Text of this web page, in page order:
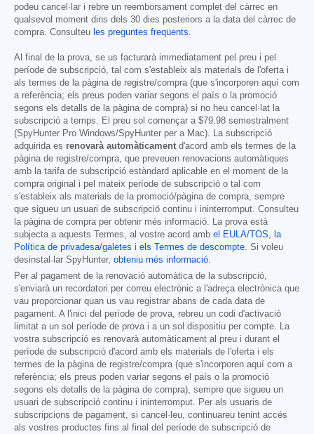
podeu cancel·lar i rebre un reemborsament complet del càrrec en
qualsevol moment dins dels 30 dies posteriors a la data del càrrec de
compra. Consulteu les preguntes freqüents
Al final de la prova, se us facturarà immediatament pel preu i pel
període de subscripció, tal com s'estableix als materials de l'oferta i
als termes de la pàgina de registre/compra (que s'incorporen aquí com
a referència; els preus poden variar segons el país o la promoció
segons els detalls de la pàgina de compra) si no heu cancel·lat la
subscripció a temps. El preu sol començar a $79.98 semestralment
(SpyHunter Pro Windows/SpyHunter per a Mac). La subscripció
adquirida es renovarà automàticament d'acord amb els termes de la
pàgina de registre/compra, que preveuen renovacions automàtiques
amb la tarifa de subscripció estàndard aplicable en el moment de la
compra original i pel mateix període de subscripció o tal com
s'estableix als materials de la promoció/pàgina de compra, sempre
que sigueu un usuari de subscripció continu i ininterromput. Consulteu
la pàgina de compra per obtenir més informació. La prova està
subjecta a aquests Termes, al vostre acord amb el EULA/TOS
la
Política de privadesa/galetes i els Termes de descompte . Si voleu
desinstal·lar SpyHunter, obteniu més informació
Per al pagament de la renovació automàtica de la subscripció,
s'enviarà un recordatori per correu electrònic a l'adreça electrònica que
vau proporcionar quan us vau registrar abans de cada data de
pagament. A l'inici del període de prova, rebreu un codi d'activació
limitat a un sol període de prova i a un sol dispositiu per compte. La
vostra subscripció es renovarà automàticament al preu i durant el
període de subscripció d'acord amb els materials de l'oferta i els
termes de la pàgina de registre/compra (que s'incorporen aquí com a
referència; els preus poden variar segons el país o la promoció
segons els detalls de la pàgina de compra), sempre que sigueu un
usuari de subscripció continu i ininterromput. Per als usuaris de
subscripcions de pagament, si cancel·leu, continuareu tenint accés
als vostres productes fins al final del període de subscripció de